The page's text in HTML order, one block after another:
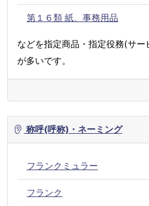
第１６類 紙、事務用品
などを指定商品・指定役務(サ
が多いです。
称呼(呼称)・ネーミング
フランクミュラー
フランク